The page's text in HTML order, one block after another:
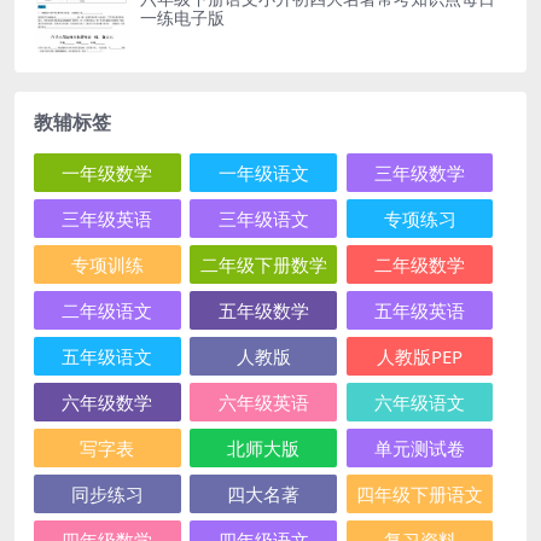
一练电子版
教辅标签
一年级数学 一年级语文
三年级数学
三年级英语
三年级语文
专项练习
专项训练
二年级下册数学
二年级数学
二年级语文
五年级数学
五年级英语
五年级语文
人教版
人教版PEP
六年级数学
六年级英语
六年级语文
写字表
北师大版
单元测试卷
同步练习
四大名著
四年级下册语文